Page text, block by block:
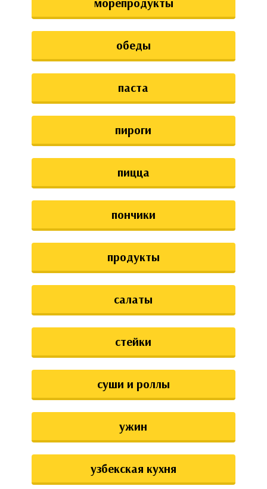
обеды
паста
пироги
пицца
пончики
продукты
салаты
стейки
суши и роллы
ужин
узбекская кухня